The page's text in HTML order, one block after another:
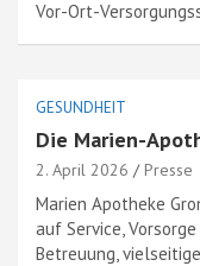
Vor-Ort-
GESUNDHEIT
Die Marien-
2. April 2026 Presse
Marien Apotheke
auf Service,
Betreuung,